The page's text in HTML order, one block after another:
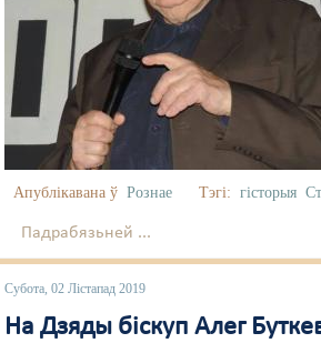
Апублікавана ў Рознае Тэгі: гісторыя
Падрабязьней ...
Субота, 02 Лістапад 2019
На Дзяды біскуп Алег